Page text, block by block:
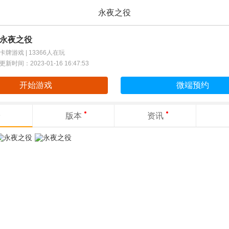
永夜之役
永夜之役
卡牌游戏 | 13366人在玩
更新时间：2023-01-16 16:47:53
开始游戏 微端预约
版本 资讯